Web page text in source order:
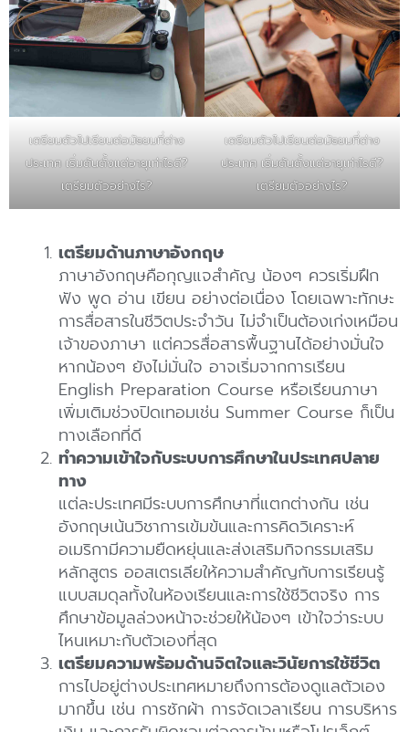
เตรียมตัวไปเรียนต่อมัธยมที่ต่าง
ประเทศ เริ่มต้นตั้งแต่อายุเท่าไรดี?
เตรียมตัวอย่างไร?
เตรียมตัวไปเรียนต่อมัธยมที่ต่าง
ประเทศ เริ่มต้นตั้งแต่อายุเท่าไรดี?
เตรียมตัวอย่างไร?
เตรียมด้านภาษาอังกฤษ
ภาษาอังกฤษคือกุญแจสำคัญ น้องๆ ควรเริ่มฝึก
ฟัง พูด อ่าน เขียน อย่างต่อเนื่อง โดยเฉพาะทักษะ
การสื่อสารในชีวิตประจำวัน ไม่จำเป็นต้องเก่งเหมือน
เจ้าของภาษา แต่ควรสื่อสารพื้นฐานได้อย่างมั่นใจ
หากน้องๆ ยังไม่มั่นใจ อาจเริ่มจากการเรียน
English Preparation Course หรือเรียนภาษา
เพิ่มเติมช่วงปิดเทอมเช่น Summer Course ก็เป็น
ทางเลือกที่ดี
ทำความเข้าใจกับระบบการศึกษาในประเทศปลาย
ทาง
แต่ละประเทศมีระบบการศึกษาที่แตกต่างกัน เช่น
อังกฤษเน้นวิชาการเข้มข้นและการคิดวิเคราะห์
อเมริกามีความยืดหยุ่นและส่งเสริมกิจกรรมเสริม
หลักสูตร ออสเตรเลียให้ความสำคัญกับการเรียนรู้
แบบสมดุลทั้งในห้องเรียนและการใช้ชีวิตจริง การ
ศึกษาข้อมูลล่วงหน้าจะช่วยให้น้องๆ เข้าใจว่าระบบ
ไหนเหมาะกับตัวเองที่สุด
เตรียมความพร้อมด้านจิตใจและวินัยการใช้ชีวิต
การไปอยู่ต่างประเทศหมายถึงการต้องดูแลตัวเอง
มากขึ้น เช่น การซักผ้า การจัดเวลาเรียน การบริหาร